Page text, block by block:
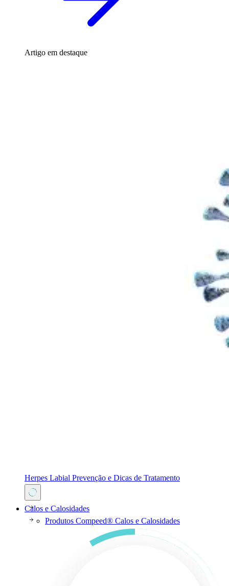
Artigo em destaque
Herpes Labial Prevenção e Dicas de Tratamento
Calos e Calosidades
Produtos Compeed® Calos e Calosidades